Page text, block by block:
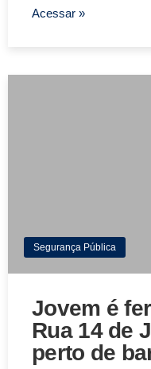
Acessar »
Segurança Pública
Jovem é
Rua 14 de
perto de